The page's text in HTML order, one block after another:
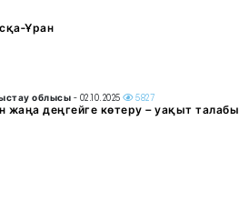
Ұран
облысы - 02.10.2025 5827
деңгейге көтеру – уақыт талабы